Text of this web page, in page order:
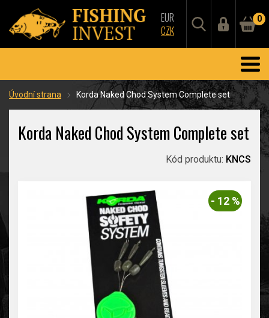
EUR
CZK
0
Úvodní strana Korda Naked Chod System Complete set
Korda Naked Chod System Complete set
Kód produktu: KNCS
- 12 %